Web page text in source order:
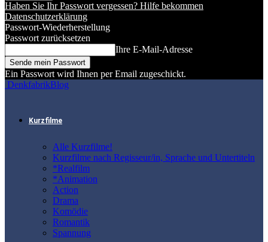
Haben Sie Ihr Passwort vergessen? Hilfe bekommen
Datenschutzerklärung
Passwort-Wiederherstellung
Passwort zurücksetzen
Ihre E-Mail-Adresse
Ein Passwort wird Ihnen per Email zugeschickt.
DenkfabrikBlog
Kurzfilme
Alle Kurzfilme!
Kurzfilme nach Regisseur/in, Sprache und Untertiteln
*Realfilm
*Animation
Action
Drama
Komödie
Romantik
Spannung